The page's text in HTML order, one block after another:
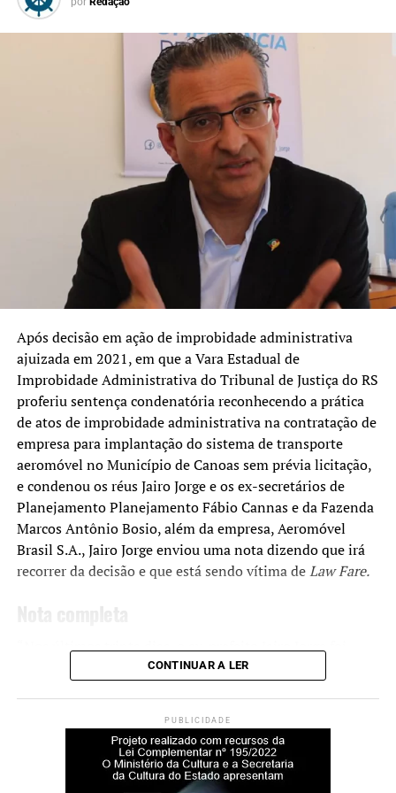
Penas e crimes atribuídos
Domingos Inácio Brazão, conselheiro do
Tribunal de Contas do RJ: condenado por duplo
homicídio, tentativa de homicídio e organização
criminosa armada — 76 anos e 3 meses de prisão.
João Francisco Inácio Brazão, deputado cassado:
condenado pelos mesmos crimes — 76 anos e 3
meses de prisão.
Rivaldo Barbosa de Araújo Júnior
, delegado e
ex-chefe da Polícia Civil do RJ: corrupção passiva e
obstrução de justiça — 18 anos de prisão.
Ronald Paulo Alves Pereira , major da Polícia
Militar: duplo homicídio e tentativa de homicídio
— 56 anos de prisão.
Robson Calixto Fonseca, policial militar e ex-
assessor de Domingos Brazão: organização
criminosa — 9 anos de prisão.
Fundamentação da decisão
Para os ministros, o conjunto de provas reunido ao longo
Segundo a acusação, o assassinato teve motivação
política. A atuação de Marielle Franco em defesa de
pautas que contrariavam interesses ligados aos irmãos
Brazão — incluindo a regularização de áreas sob domínio
de milícias no Rio de Janeiro — teria sido determinante
para a execução.
Após decisão em ação de improbidade administrativa
ajuizada em 2021, em que a Vara Estadual de
Improbidade Administrativa do Tribunal de Justiça do RS
proferiu sentença condenatória reconhecendo a prática
de atos de improbidade administrativa na contratação de
empresa para implantação do sistema de transporte
aeromóvel no Município de Canoas sem prévia licitação,
e condenou os réus Jairo Jorge e os ex-secretários de
Planejamento Planejamento Fábio Cannas e da Fazenda
Marcos Antônio Bosio, além da empresa, Aeromóvel
Brasil S.A., Jairo Jorge enviou uma nota dizendo que irá
recorrer da decisão e que está sendo vítima deLaw Fare.
“Nos últimos trinta dias, o ex-prefeito Jairo Jorge foi
absolvido em quatro ações de improbidade – Reforma do
Contratação de Instituições Filantrópicas para Gestão de
Escolas Municipais.
CONTINUAR A LER
PUBLICIDADE